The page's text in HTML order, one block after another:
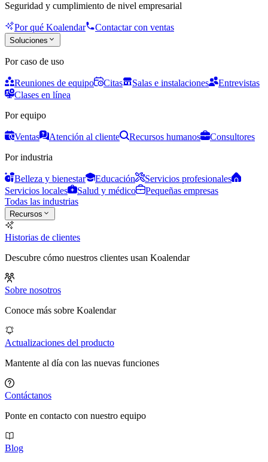
Seguridad y cumplimiento de nivel empresarial
Por qué Koalendar Contactar con ventas
Soluciones
Por caso de uso
Reuniones de equipo Citas Salas e instalaciones
Entrevistas
Clases en línea
Por equipo
Ventas Atención al cliente Recursos humanos
Consultores
Por industria
Belleza y bienestar Educación
Servicios profesionales
Servicios locales
Salud y médico
Pequeñas empresas
Todas las industrias
Recursos
Historias de clientes
Descubre cómo nuestros clientes usan Koalendar
Sobre nosotros
Conoce más sobre Koalendar
Actualizaciones del producto
Mantente al día con las nuevas funciones
Contáctanos
Ponte en contacto con nuestro equipo
Blog